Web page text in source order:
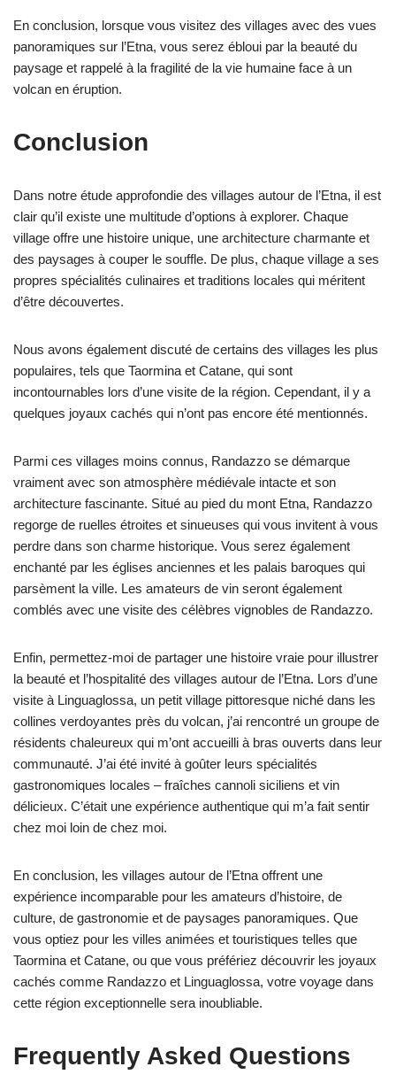
En conclusion, lorsque vous visitez des villages avec des vues
panoramiques sur l’Etna, vous serez ébloui par la beauté du
paysage et rappelé à la fragilité de la vie humaine face à un
volcan en éruption.
Conclusion
Dans notre étude approfondie des villages autour de l’Etna, il est
clair qu’il existe une multitude d’options à explorer. Chaque
village offre une histoire unique, une architecture charmante et
des paysages à couper le souffle. De plus, chaque village a ses
propres spécialités culinaires et traditions locales qui méritent
d’être découvertes.
Nous avons également discuté de certains des villages les plus
populaires, tels que Taormina et Catane, qui sont
incontournables lors d’une visite de la région. Cependant, il y a
quelques joyaux cachés qui n’ont pas encore été mentionnés.
Parmi ces villages moins connus, Randazzo se démarque
vraiment avec son atmosphère médiévale intacte et son
architecture fascinante. Situé au pied du mont Etna, Randazzo
regorge de ruelles étroites et sinueuses qui vous invitent à vous
perdre dans son charme historique. Vous serez également
enchanté par les églises anciennes et les palais baroques qui
parsèment la ville. Les amateurs de vin seront également
comblés avec une visite des célèbres vignobles de Randazzo.
Enfin, permettez-moi de partager une histoire vraie pour illustrer
la beauté et l’hospitalité des villages autour de l’Etna. Lors d’une
visite à Linguaglossa, un petit village pittoresque niché dans les
collines verdoyantes près du volcan, j’ai rencontré un groupe de
résidents chaleureux qui m’ont accueilli à bras ouverts dans leur
communauté. J’ai été invité à goûter leurs spécialités
gastronomiques locales – fraîches cannoli siciliens et vin
délicieux. C’était une expérience authentique qui m’a fait sentir
chez moi loin de chez moi.
En conclusion, les villages autour de l’Etna offrent une
expérience incomparable pour les amateurs d’histoire, de
culture, de gastronomie et de paysages panoramiques. Que
vous optiez pour les villes animées et touristiques telles que
Taormina et Catane, ou que vous préfériez découvrir les joyaux
cachés comme Randazzo et Linguaglossa, votre voyage dans
cette région exceptionnelle sera inoubliable.
Frequently Asked Questions